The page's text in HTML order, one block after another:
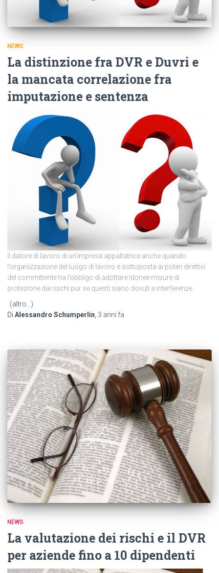
NEWS
La distinzione fra DVR e Duvri e
la mancata correlazione fra
imputazione e sentenza
Il datore di lavoro di un’impresa appaltatrice anche quando
l’organizzazione del luogo di lavoro è sottoposta ai poteri direttivi
del committente ha l’obbligo di adottare idonee misure di
protezione dai rischi pur se questi siano dovuti a interferenze.
(altro…)
Di Alessandro Schumperlin 3 anni fa
NEWS
La valutazione dei rischi e il DVR
per aziende fino a 10 dipendenti